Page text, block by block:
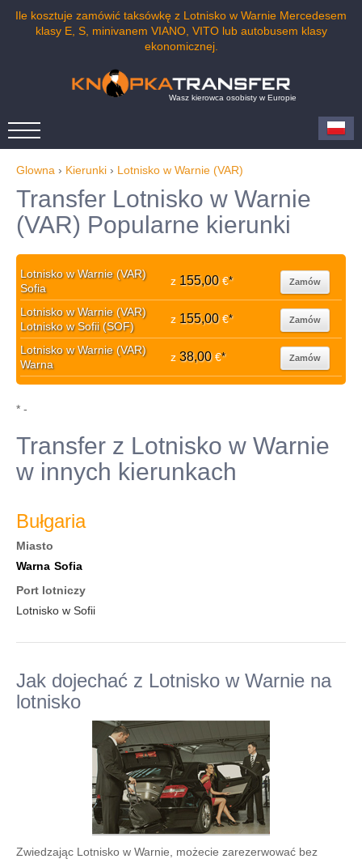
Ile kosztuje zamówić taksówkę z Lotnisko w Warnie Mercedesem
klasy E, S, minivanem VIANO, VITO lub autobusem klasy
ekonomicznej.
Wasz kierowca osobisty w Europie
Glowna › Kierunki › Lotnisko w Warnie (VAR)
Transfer Lotnisko w Warnie
(VAR) Popularne kierunki
Lotnisko w Warnie (VAR)
Sofia
z 155,00€* Zamów
Lotnisko w Warnie (VAR)
Lotnisko w Sofii (SOF)
z 155,00€* Zamów
Lotnisko w Warnie (VAR)
Warna
z 38,00€* Zamów
* -
Transfer z Lotnisko w Warnie
w innych kierunkach
Bułgaria
Miasto
Warna Sofia
Port lotniczy
Lotnisko w Sofii
Jak dojechać z Lotnisko w Warnie na
lotnisko
Zwiedzając Lotnisko w Warnie, możecie zarezerwować bez